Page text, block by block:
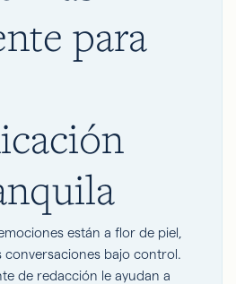
para
están a flor de piel,
conversaciones bajo control.
de redacción le ayudan a